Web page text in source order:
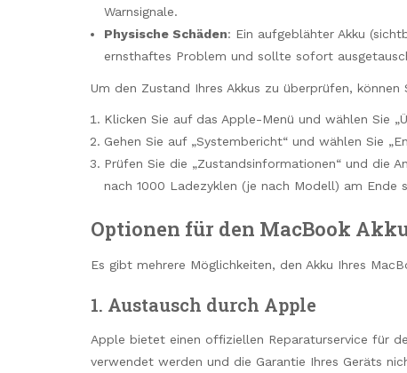
Warnsignale.
Physische Schäden: Ein aufgeblähter Akku
ernsthaftes Problem und sollte sofort
Um den Zustand Ihres Akkus zu überprüfen,
Klicken Sie auf das Apple-Menü und wählen Sie
Gehen Sie auf „Systembericht“ und wählen Sie
Prüfen Sie die „Zustandsinformationen“ und die
nach 1000 Ladezyklen (je nach Modell) am Ende
Optionen für den MacBook
Es gibt mehrere Möglichkeiten, den Akku Ihres
1. Austausch durch Apple
Apple bietet einen offiziellen Reparaturservice für
verwendet werden und die Garantie Ihres Geräts